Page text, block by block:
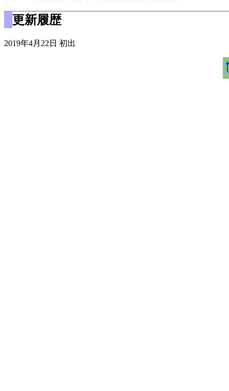
更新履歴
2019年4月22日 初出